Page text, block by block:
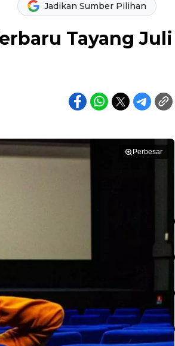
Jadikan Sumber Pilihan
Tayang Juli
Perbesar